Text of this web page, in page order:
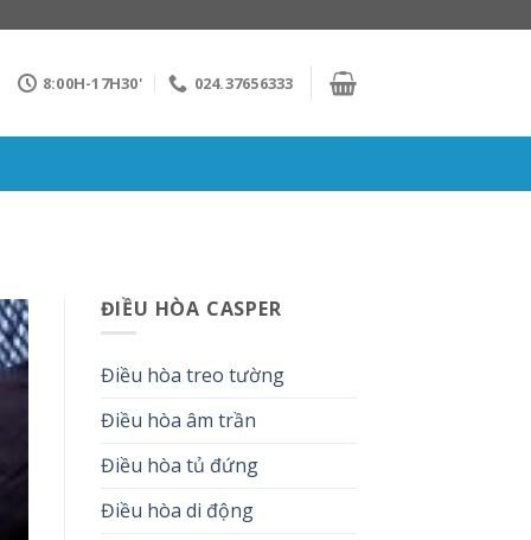
8:00H-17H30' 024.37656333
ĐIỀU HÒA CASPER
Điều hòa treo tường
Điều hòa âm trần
Điều hòa tủ đứng
Điều hòa di động